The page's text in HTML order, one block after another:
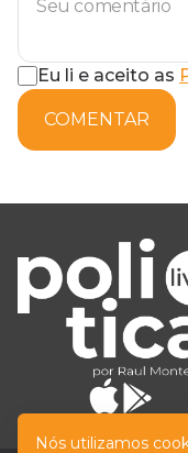
Eu li e aceito as
COMENTAR
Nós utilizamos